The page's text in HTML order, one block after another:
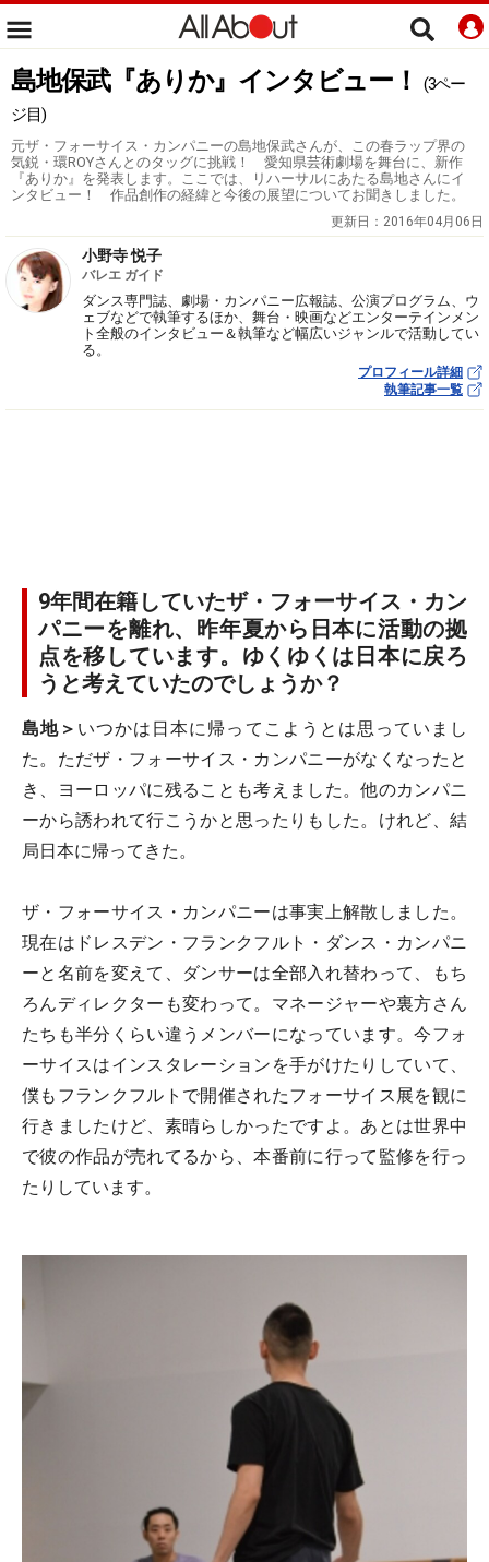
島地保武『ありか』インタビュー！
(3ペー
ジ目)
元ザ・フォーサイス・カンパニーの島地保武さんが、この春ラップ界の
気鋭・環ROYさんとのタッグに挑戦！ 愛知県芸術劇場を舞台に、新作
『ありか』を発表します。ここでは、リハーサルにあたる島地さんにイ
ンタビュー！ 作品創作の経緯と今後の展望についてお聞きしました。
更新日： 2016年04月06日
小野寺 悦子
バレエ ガイド
ダンス専門誌、劇場・カンパニー広報誌、公演プログラム、ウ
ェブなどで執筆するほか、舞台・映画などエンターテインメン
ト全般のインタビュー＆執筆など幅広いジャンルで活動してい
る。
プロフィール詳細
執筆記事一覧
9年間在籍していたザ・フォーサイス・カン
パニーを離れ、昨年夏から日本に活動の拠
点を移しています。ゆくゆくは日本に戻ろ
うと考えていたのでしょうか？
島地＞ いつかは日本に帰ってこようとは思っていまし
た。ただザ・フォーサイス・カンパニーがなくなったと
き、ヨーロッパに残ることも考えました。他のカンパニ
ーから誘われて行こうかと思ったりもした。けれど、結
局日本に帰ってきた。
ザ・フォーサイス・カンパニーは事実上解散しました。
現在はドレスデン・フランクフルト・ダンス・カンパニ
ーと名前を変えて、ダンサーは全部入れ替わって、もち
ろんディレクターも変わって。マネージャーや裏方さん
たちも半分くらい違うメンバーになっています。今フォ
ーサイスはインスタレーションを手がけたりしていて、
僕もフランクフルトで開催されたフォーサイス展を観に
行きましたけど、素晴らしかったですよ。あとは世界中
で彼の作品が売れてるから、本番前に行って監修を行っ
たりしています。